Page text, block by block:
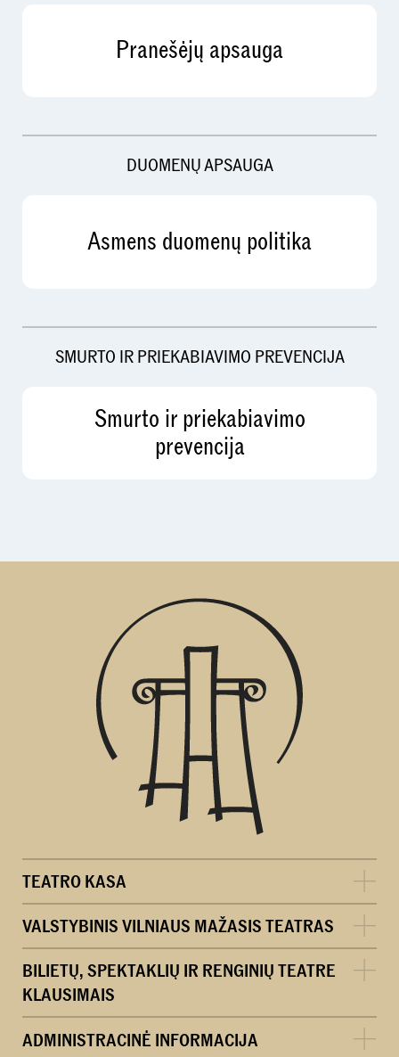
Pranešėjų apsauga
DUOMENŲ APSAUGA
Asmens duomenų politika
SMURTO IR PRIEKABIAVIMO PREVENCIJA
Smurto ir priekabiavimo
prevencija
TEATRO KASA
VALSTYBINIS VILNIAUS MAŽASIS TEATRAS
BILIETŲ, SPEKTAKLIŲ IR RENGINIŲ TEATRE
KLAUSIMAIS
ADMINISTRACINĖ INFORMACIJA